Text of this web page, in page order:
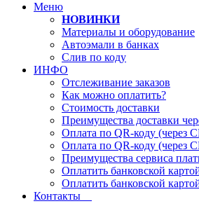
Меню
НОВИНКИ
Материалы и оборудование
Автоэмали в банках
Слив по коду
ИНФО
Отслеживание заказов
Как можно оплатить?
Стоимость доставки
Преимущества доставки
Оплата по QR-коду (через
Оплата по QR-коду
Преимущества сервиса
Оплатить банковской
Оплатить банковской
Контакты